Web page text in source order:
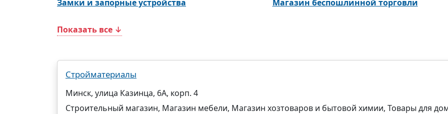
Замки и запорные устройства
Магазин беспошлинной торговли
Показать все ↓
Стройматериалы
Минск, улица Казинца, 6А, корп. 4
Строительный магазин, Магазин мебели, Магазин хозтоваров и бытовой химии, Товары для
Производственный календарь
Документы для ЗАГСа